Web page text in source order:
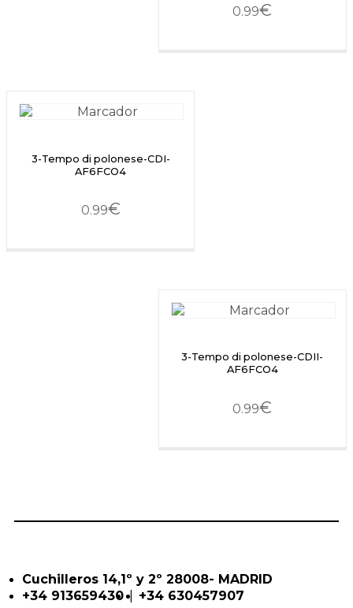
0.99€
3-Tempo di polonese-CDI-
AF6FCO4
0.99€
3-Tempo di polonese-CDII-
AF6FCO4
0.99€
Cuchilleros 14,1º y 2º 28008- MADRID
+34 913659430 | +34 630457907